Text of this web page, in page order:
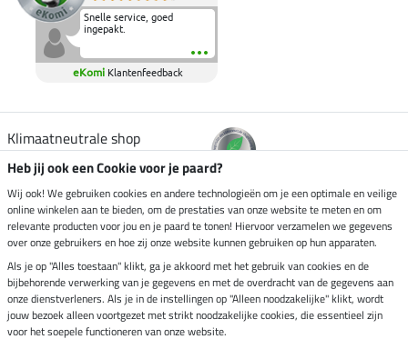
Snelle service, goed
ingepakt.
eKomi Klantenfeedback
Klimaatneutrale shop
Verzending per
Veilig betalen met
Impressum
Heb jij ook een Cookie voor je paard?
Wij ook! We gebruiken cookies en andere technologieën om je een optimale en veilige
online winkelen aan te bieden, om de prestaties van onze website te meten en om
relevante producten voor jou en je paard te tonen! Hiervoor verzamelen we gegevens
over onze gebruikers en hoe zij onze website kunnen gebruiken op hun apparaten.
Als je op "Alles toestaan" klikt, ga je akkoord met het gebruik van cookies en de
bijbehorende verwerking van je gegevens en met de overdracht van de gegevens aan
onze dienstverleners. Als je in de instellingen op "Alleen noodzakelijke" klikt, wordt
jouw bezoek alleen voortgezet met strikt noodzakelijke cookies, die essentieel zijn
voor het soepele functioneren van onze website.